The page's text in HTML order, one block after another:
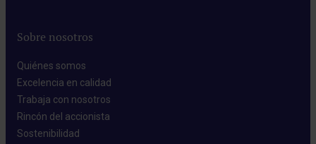
Sobre nosotros
Quiénes somos​
Excelencia en calidad​
Trabaja con nosotros​
Rincón del accionista​
Sostenibilidad​